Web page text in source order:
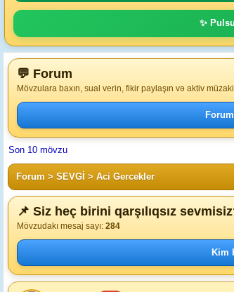
✨
💬 Forum
Mövzulara baxın, sual verin, fikir paylaşın və aktiv
Son 10 mövzu
Forum > SEVGİ > Aci Gercekler
📌 Siz heç birini qarşılıqsız
Mövzudakı mesaj sayı: 284
Kim